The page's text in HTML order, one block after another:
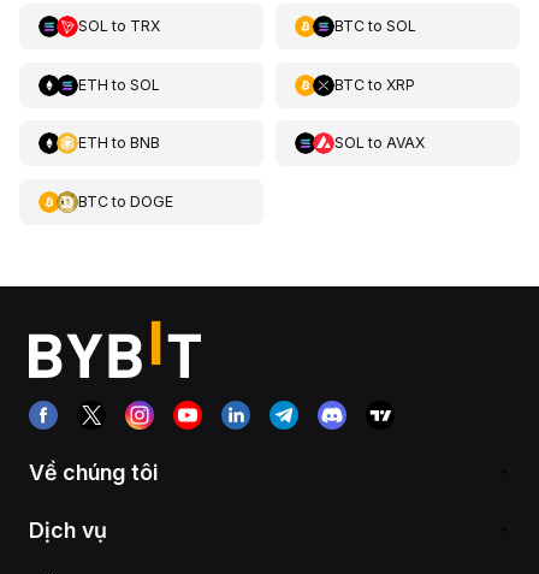
SOL to TRX BTCto SOL
ETH to SOL BTCto XRP
ETH to BNB SOL to AVAX
BTCto DOGE
Về chúng tôi
Dịch vụ